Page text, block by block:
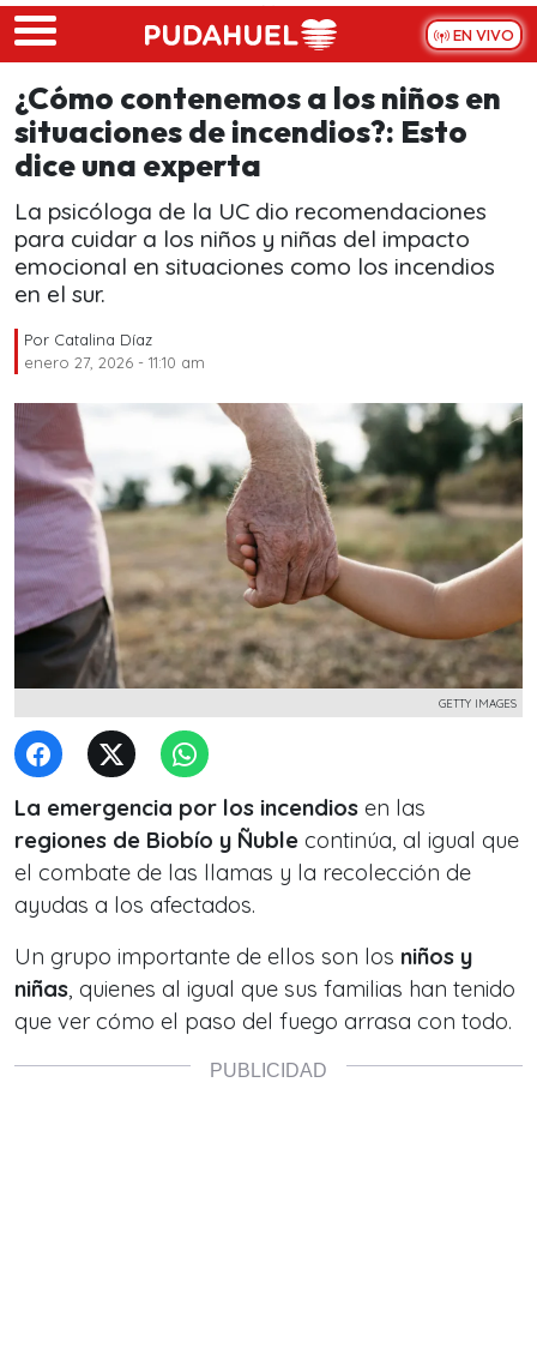
Skip to main content
EN VIVO
¿Cómo contenemos a los niños en
situaciones de incendios?: Esto
dice una experta
La psicóloga de la UC dio recomendaciones
para cuidar a los niños y niñas del impacto
emocional en situaciones como los incendios
en el sur.
Por Catalina Díaz
enero 27, 2026 - 11:10 am
GETTY IMAGES
La emergencia por los incendios en las
regiones de Biobío y Ñuble continúa, al igual que
el combate de las llamas y la recolección de
ayudas a los afectados.
Un grupo importante de ellos son los niños y
niñas, quienes al igual que sus familias han tenido
que ver cómo el paso del fuego arrasa con todo.